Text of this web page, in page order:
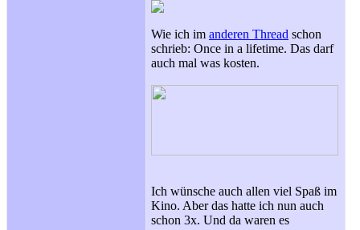
Wie ich im anderen Thread schon
schrieb: Once in a lifetime. Das darf
auch mal was kosten.
Ich wünsche auch allen viel Spaß im
Kino. Aber das hatte ich nun auch
schon 3x. Und da waren es